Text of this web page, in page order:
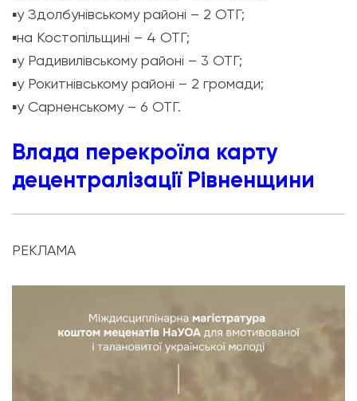
▪️у Здолбунівському районі – 2 ОТГ;
▪️на Костопільщині – 4 ОТГ;
▪️у Радивилівському районі – 3 ОТГ;
▪️у Рокитнівському районі – 2 громади;
▪️у Сарненському – 6 ОТГ.
Влада перекроїла карту
децентралізації Рівненщини
РЕКЛАМА